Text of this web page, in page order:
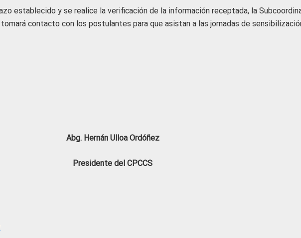
establecido y se realice la verificación de la información receptada, la
contacto con los postulantes para que asistan a las jornadas de
Abg. Hernán Ulloa Ordóñez
Presidente del CPCCS